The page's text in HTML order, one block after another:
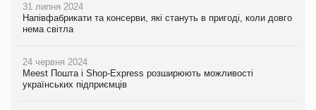
31 липня 2024
Напівфабрикати та консерви, які стануть в пригоді, коли довго
нема світла
24 червня 2024
Meest Пошта і Shop-Express розширюють можливості
українських підприємців